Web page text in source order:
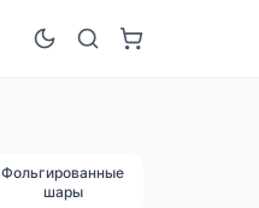
Фольгированные
шары